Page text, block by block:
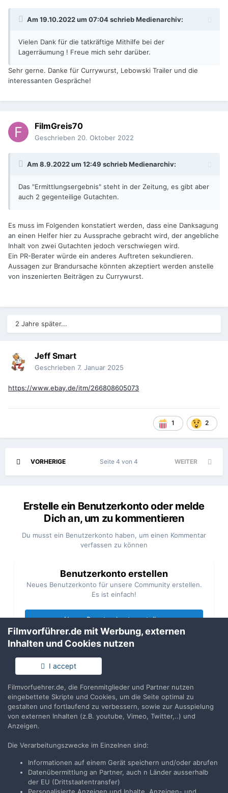
Am 19.10.2022 um 07:04 schriebMedienarchiv:
Vielen Dank für die tatkräftige Mithilfe bei der
Lagerräumung ! Freue mich sehr darüber.
Sehr gerne. Danke für Currywurst, Lebowski Trailer und die
interessanten Gespräche!
FilmGreis70
Geschrieben 20. Oktober 2022
Am 8.9.2022 um 12:49 schriebMedienarchiv:
Das "Ermittlungsergebnis" steht in der Zeitung, es gibt aber
auch 2 gegenteilige Gutachten.
Es muss im Folgenden konstatiert werden, dass eine Danksagung
an einen Helfer hier zu Aussprache gebracht wird, der angebliche
Inhalt von zwei Gutachten jedoch verschwiegen wird.
Ein PR-Berater würde ein anderes Auftreten sekundieren.
Aussagen zur Brandursache könnten akzeptiert werden anstelle
von inszenierten Beiträgen zu Currywurst.
2 Jahre später...
Jeff Smart
Geschrieben 7. Januar 2025
https://www.ebay.de/itm/266808605073
1 2
VORHERIGE WEITER
Seite 4 von 4
Erstelle ein Benutzerkonto oder melde
Dich an, um zu kommentieren
Du musst ein Benutzerkonto haben, um einen Kommentar
verfassen zu können
Benutzerkonto erstellen
Neues Benutzerkonto für unsere Community erstellen.
Es ist einfach!
Neues Benutzerkonto erstellen
Du hast bereits ein Benutzerkonto? Melde Dich hier an.
Jetzt anmelden
Teilen Folgen
Zur Themenübersicht
Filmvorführer.de mit Werbung, externen
Inhalten und Cookies nutzen
I accept
Filmvorfuehrer.de, die Forenmitglieder und Partner nutzen
eingebettete Skripte und Cookies, um die Seite optimal zu
gestalten und fortlaufend zu verbessern, sowie zur Ausspielung
von externen Inhalten (z.B. youtube, Vimeo, Twitter,..) und
Anzeigen.
Die Verarbeitungszwecke im Einzelnen sind:
Informationen auf einem Gerät speichern und/oder abrufen
Datenübermittlung an Partner, auch n Länder ausserhalb
der EU (Drittstaatentransfer)